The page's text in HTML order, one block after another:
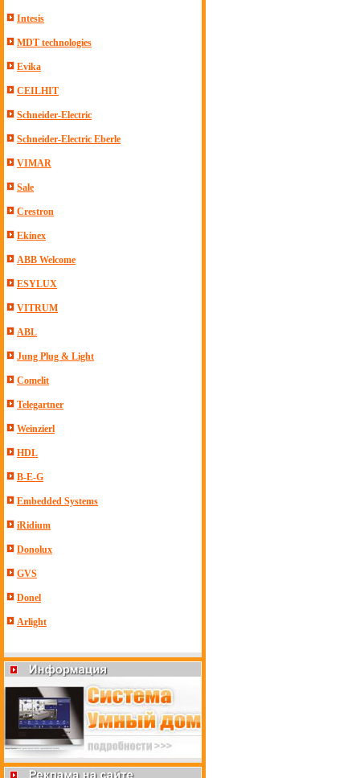
Intesis
MDT technologies
Evika
CEILHIT
Schneider-Electric
Schneider-Electric Eberle
VIMAR
Sale
Crestron
Ekinex
ABB Welcome
ESYLUX
VITRUM
ABL
Jung Plug & Light
Comelit
Telegartner
Weinzierl
HDL
B-E-G
Embedded Systems
iRidium
Donolux
GVS
Donel
Arlight